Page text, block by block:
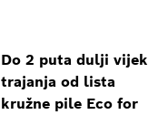
Do 2 puta dulji vijek
trajanja od lista
kružne pile Eco for